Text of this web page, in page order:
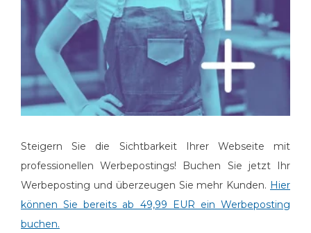
Steigern Sie die Sichtbarkeit Ihrer Webseite mit
professionellen Werbepostings! Buchen Sie jetzt Ihr
Werbeposting und überzeugen Sie mehr Kunden. Hier
können Sie bereits ab 49,99 EUR ein Werbeposting
buchen.